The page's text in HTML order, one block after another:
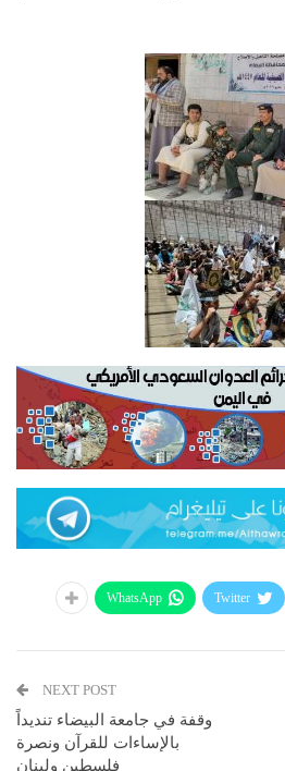
Twitter
WhatsApp
NEXT POST
وقفة في جامعة البيضاء تنديداً
بالإساءات للقرآن ونصرة
فلسطين ولبنان